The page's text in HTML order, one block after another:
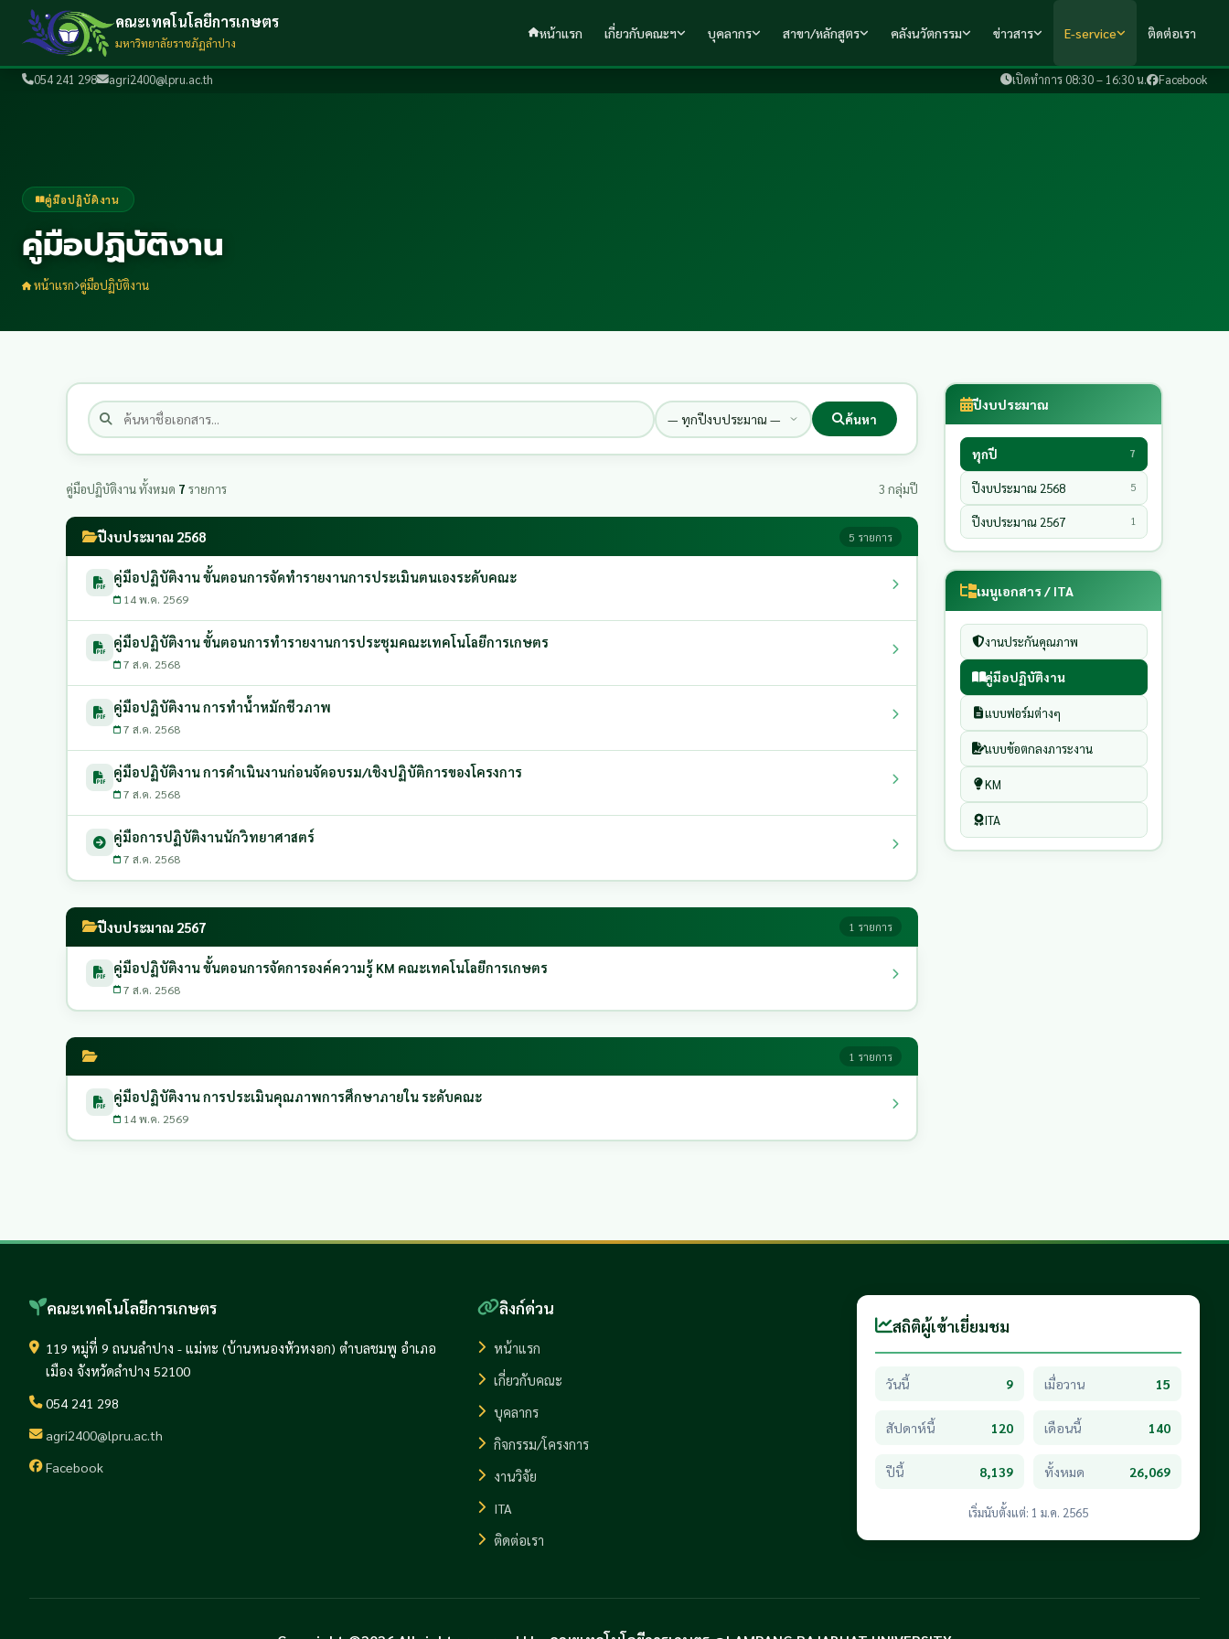
054 241 298 agri2400@lpru.ac.th เปิดทำการ 08:30 – 16:30 น. Facebook
คณะเทคโนโลยีการเกษตร
มหาวิทยาลัยราชภัฏลำปาง
หน้าแรก เกี่ยวกับคณะฯ บุคลากร สาขา/หลักสูตร คลังนวัตกรรม ข่าวสาร E-service ติดต่อเรา
คู่มือปฏิบัติงาน
คู่มือปฏิบัติงาน
หน้าแรก คู่มือปฏิบัติงาน
ค้นหา
คู่มือปฏิบัติงาน ทั้งหมด 7 รายการ 3 กลุ่มปี
ปีงบประมาณ 2568 5 รายการ
คู่มือปฏิบัติงาน ขั้นตอนการจัดทำรายงานการประเมินตนเองระดับคณะ
14 พ.ค. 2569
คู่มือปฏิบัติงาน ขั้นตอนการทำรายงานการประชุมคณะเทคโนโลยีการเกษตร
7 ส.ค. 2568
คู่มือปฏิบัติงาน การทำน้ำหมักชีวภาพ
7 ส.ค. 2568
คู่มือปฏิบัติงาน การดําเนินงานก่อนจัดอบรม/เชิงปฏิบัติการของโครงการ
7 ส.ค. 2568
คู่มือการปฏิบัติงานนักวิทยาศาสตร์
7 ส.ค. 2568
ปีงบประมาณ 2567 1 รายการ
คู่มือปฏิบัติงาน ขั้นตอนการจัดการองค์ความรู้ KM คณะเทคโนโลยีการเกษตร
7 ส.ค. 2568
1 รายการ
คู่มือปฏิบัติงาน การประเมินคุณภาพการศึกษาภายใน ระดับคณะ
14 พ.ค. 2569
ปีงบประมาณ
ทุกปี 7
ปีงบประมาณ 2568 5
ปีงบประมาณ 2567 1
เมนูเอกสาร / ITA
งานประกันคุณภาพ
คู่มือปฏิบัติงาน
แบบฟอร์มต่างๆ
แบบข้อตกลงภาระงาน
KM
ITA
คณะเทคโนโลยีการเกษตร
119 หมู่ที่ 9 ถนนลำปาง - แม่ทะ (บ้านหนองหัวหงอก) ตำบลชมพู อำเภอ
เมือง จังหวัดลำปาง 52100
054 241 298
agri2400@lpru.ac.th
Facebook
ลิงก์ด่วน
หน้าแรก
เกี่ยวกับคณะ
บุคลากร
กิจกรรม/โครงการ
งานวิจัย
ITA
ติดต่อเรา
สถิติผู้เข้าเยี่ยมชม
วันนี้ 9 เมื่อวาน 15
สัปดาห์นี้ 120 เดือนนี้ 140
ปีนี้ 8,139 ทั้งหมด 26,069
เริ่มนับตั้งแต่: 1 ม.ค. 2565